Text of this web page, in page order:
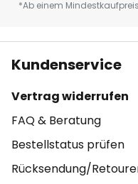
*Ab einem
Kundenservice
Vertrag widerrufen
FAQ & Beratung
Bestellstatus prüfen
Rücksendung/